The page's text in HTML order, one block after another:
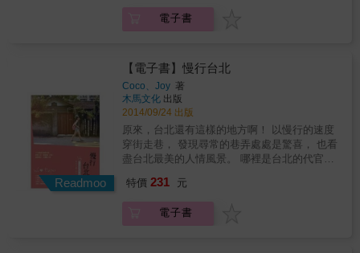
眼中台北最珍貴之處。 & 春季。 在春光乍現卻
又陰雨綿綿的台北， 逛著巷弄間的小店，找尋
的夜市； 蒸騰著活力、熱鬧，迸發著無窮的生
命力， 出了城，馬上就有大海可以一躍而下，
清涼透頂。
的說：「台北，我來囉！」 & 從搭飛機前就好
幣了！出國當然得用肢體動作來解決疑問！ 台
北的街頭好忙碌喔！這就是傳說中的摩托車瀑
布！？ 居然還有三貼&hellip;不！那是四貼
嗎！？狗狗居然直接站在摩托車踏板上！？ &
從機場出發到達市區，一路上驚喜連連，終於
要和Taipei Walker編輯見面了！ 有個這麼強大
的地陪當靠山，我就什麼都不怕，衝衝衝啊～
熱情的台北就像是個濃縮的生活圈，上山下海
都能在一天之內通通到達， 還有方便又快速的
又這麼多～當然要體驗台灣特有的馬殺雞、乾
洗髮還要占卜命運一下才行， 喔～溫泉實在是
電子書
Readmoo
【電子書】慢行台北
Coco、Joy 著
木馬文化 出版
2014/09/24 出版
原來，台北還有這樣的地方啊！ 以慢行的速度
穿街走巷， 發現尋常的巷弄處處是驚喜， 也看
盡台北最美的人情風景。 哪裡是台北的代官
街區保留最多老台北氣味？ 放慢腳步，你會重
瓦的日式老屋優雅漫步，轉進下一條巷子，時
特價 231 元
電子書